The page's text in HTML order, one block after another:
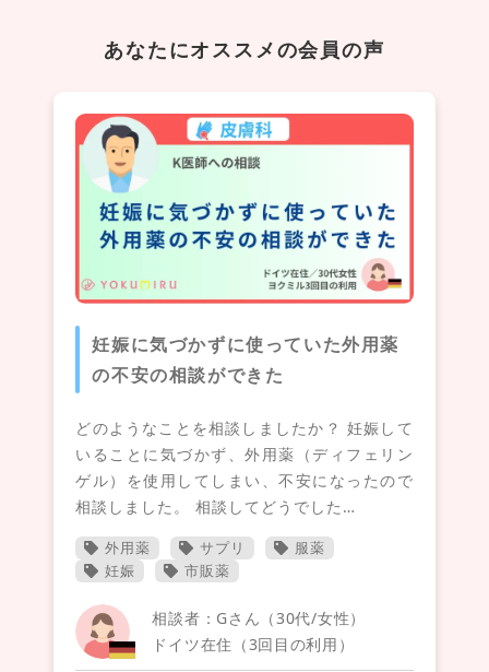
あなたにオススメの会員の声
妊娠に気づかずに使っていた外用薬
の不安の相談ができた
どのようなことを相談しましたか？ 妊娠して
いることに気づかず、外用薬（ディフェリン
ゲル）を使用してしまい、不安になったので
相談しました。 相談してどうでした…
外用薬 サプリ
服薬
妊娠
市販薬
相談者：Gさん（30代/女性）
ドイツ在住（3回目の利用）